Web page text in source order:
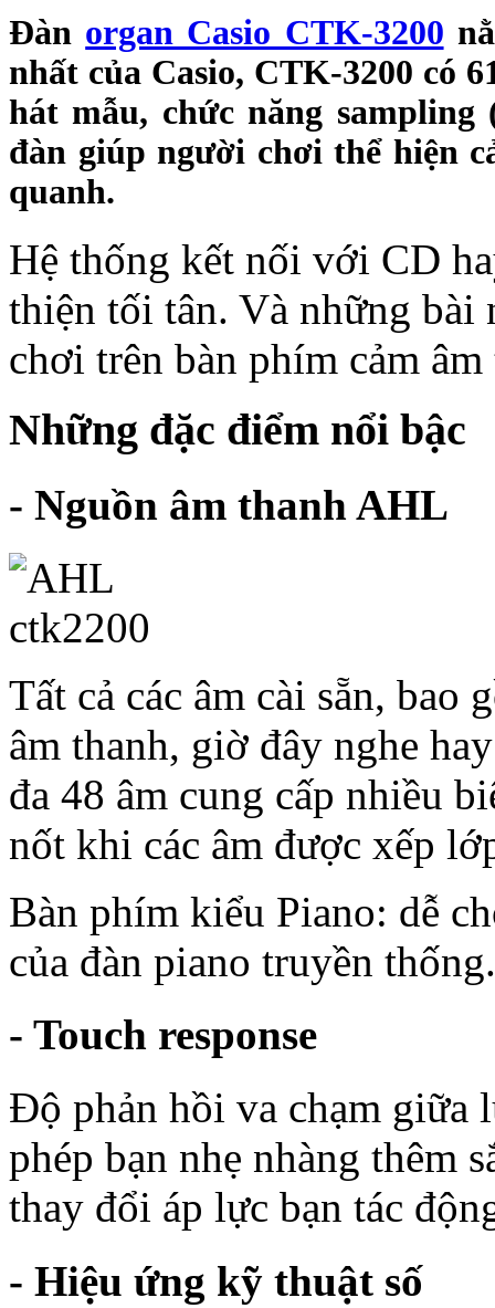
Đàn organ Casio CTK-3200
nhất của Casio, CTK-3200 có
hát mẫu, chức năng
đàn giúp người chơi thể hiện
quanh.
Hệ thống kết nối với CD
thiện tối tân. Và những bài
chơi trên bàn phím cảm
Những đặc điểm nổi bậc
- Nguồn âm thanh AHL
Tất cả các âm cài sẵn, bao
âm thanh, giờ đây nghe
đa 48 âm cung cấp nhiều
nốt khi các âm được xếp
Bàn phím kiểu Piano: dễ
của đàn piano truyền thống.
- Touch response
Độ phản hồi va chạm giữa
phép bạn nhẹ nhàng thêm
thay đổi áp lực bạn tác
- Hiệu ứng kỹ thuật số